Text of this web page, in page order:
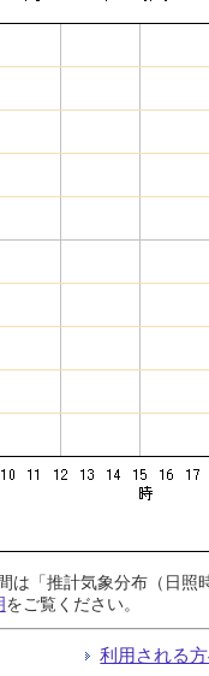
は「推計気象分布（日
をご覧ください。
利用される